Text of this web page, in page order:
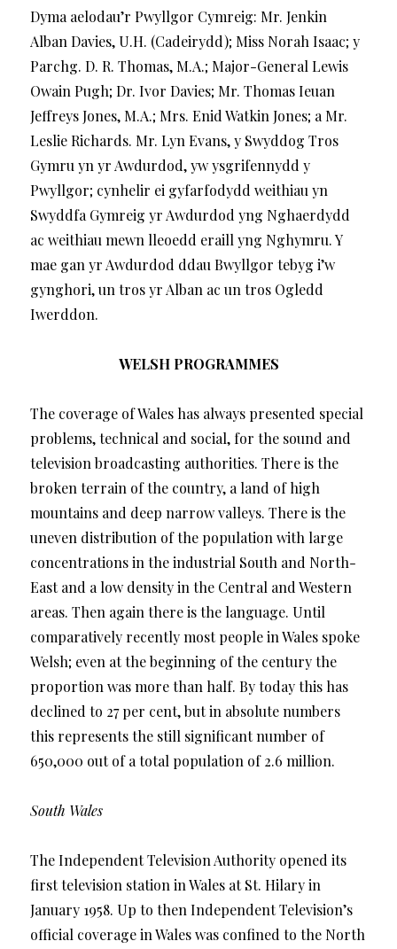
Dyma aelodau’r Pwyllgor Cymreig: Mr. Jenkin
Alban Davies, U.H. (Cadeirydd); Miss Norah Isaac; y
Parchg. D. R. Thomas, M.A.; Major-General Lewis
Owain Pugh; Dr. Ivor Davies; Mr. Thomas Ieuan
Jeffreys Jones, M.A.; Mrs. Enid Watkin Jones; a Mr.
Leslie Richards. Mr. Lyn Evans, y Swyddog Tros
Gymru yn yr Awdurdod, yw ysgrifennydd y
Pwyllgor; cynhelir ei gyfarfodydd weithiau yn
Swyddfa Gymreig yr Awdurdod yng Nghaerdydd
ac weithiau mewn lleoedd eraill yng Nghymru. Y
mae gan yr Awdurdod ddau Bwyllgor tebyg i’w
gynghori, un tros yr Alban ac un tros Ogledd
Iwerddon.
WELSH PROGRAMMES
The coverage of Wales has always presented special
problems, technical and social, for the sound and
television broadcasting authorities. There is the
broken terrain of the country, a land of high
mountains and deep narrow valleys. There is the
uneven distribution of the population with large
concentrations in the industrial South and North-
East and a low density in the Central and Western
areas. Then again there is the language. Until
comparatively recently most people in Wales spoke
Welsh; even at the beginning of the century the
proportion was more than half. By today this has
declined to 27 per cent, but in absolute numbers
this represents the still significant number of
650,000 out of a total population of 2.6 million.
South Wales
The Independent Television Authority opened its
first television station in Wales at St. Hilary in
January 1958. Up to then Independent Television’s
official coverage in Wales was confined to the North